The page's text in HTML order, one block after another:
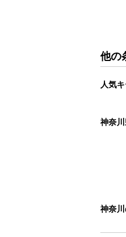
他の
人気
神奈
神奈